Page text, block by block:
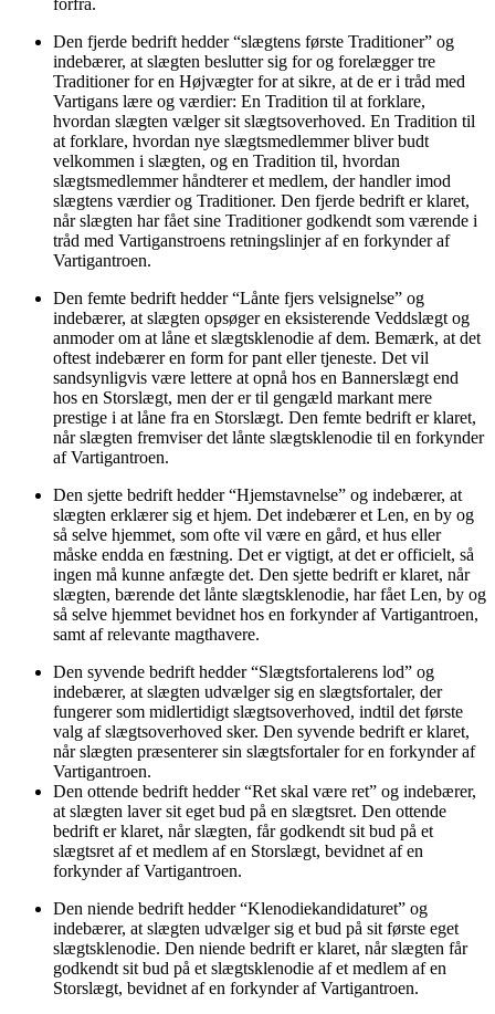
forfra.
Den fjerde bedrift hedder “slægtens første Traditioner” og
indebærer, at slægten beslutter sig for og forelægger tre
Traditioner for en Højvægter for at sikre, at de er i tråd med
Vartigans lære og værdier: En Tradition til at forklare,
hvordan slægten vælger sit slægtsoverhoved. En Tradition til
at forklare, hvordan nye slægtsmedlemmer bliver budt
velkommen i slægten, og en Tradition til, hvordan
slægtsmedlemmer håndterer et medlem, der handler imod
slægtens værdier og Traditioner. Den fjerde bedrift er klaret,
når slægten har fået sine Traditioner godkendt som værende i
tråd med Vartiganstroens retningslinjer af en forkynder af
Vartigantroen.
Den femte bedrift hedder “Lånte fjers velsignelse” og
indebærer, at slægten opsøger en eksisterende Veddslægt og
anmoder om at låne et slægtsklenodie af dem. Bemærk, at det
oftest indebærer en form for pant eller tjeneste. Det vil
sandsynligvis være lettere at opnå hos en Bannerslægt end
hos en Storslægt, men der er til gengæld markant mere
prestige i at låne fra en Storslægt. Den femte bedrift er klaret,
når slægten fremviser det lånte slægtsklenodie til en forkynder
af Vartigantroen.
Den sjette bedrift hedder “Hjemstavnelse” og indebærer, at
slægten erklærer sig et hjem. Det indebærer et Len, en by og
så selve hjemmet, som ofte vil være en gård, et hus eller
måske endda en fæstning. Det er vigtigt, at det er officielt, så
ingen må kunne anfægte det. Den sjette bedrift er klaret, når
slægten, bærende det lånte slægtsklenodie, har fået Len, by og
så selve hjemmet bevidnet hos en forkynder af Vartigantroen,
samt af relevante magthavere.
Den syvende bedrift hedder “Slægtsfortalerens lod” og
indebærer, at slægten udvælger sig en slægtsfortaler, der
fungerer som midlertidigt slægtsoverhoved, indtil det første
valg af slægtsoverhoved sker. Den syvende bedrift er klaret,
når slægten præsenterer sin slægtsfortaler for en forkynder af
Vartigantroen.
Den ottende bedrift hedder “Ret skal være ret” og indebærer,
at slægten laver sit eget bud på en slægtsret. Den ottende
bedrift er klaret, når slægten, får godkendt sit bud på et
slægtsret af et medlem af en Storslægt, bevidnet af en
forkynder af Vartigantroen.
Den niende bedrift hedder “Klenodiekandidaturet” og
indebærer, at slægten udvælger sig et bud på sit første eget
slægtsklenodie. Den niende bedrift er klaret, når slægten får
godkendt sit bud på et slægtsklenodie af et medlem af en
Storslægt, bevidnet af en forkynder af Vartigantroen.